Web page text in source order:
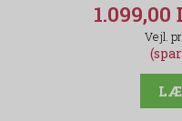
1.099,00